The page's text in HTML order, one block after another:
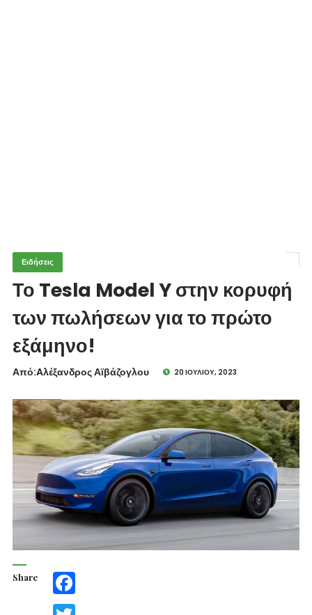
Ειδήσεις
Το Tesla Model Y στην κορυφή
των πωλήσεων για το πρώτο
εξάμηνο!
Από:Aλέξανδρος Αϊβάζογλου 20 ΙΟΥΛΊΟΥ, 2023
Share Facebook
Twitter